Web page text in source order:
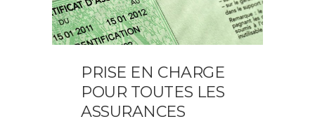
PRISE EN CHARGE
POUR TOUTES LES
ASSURANCES